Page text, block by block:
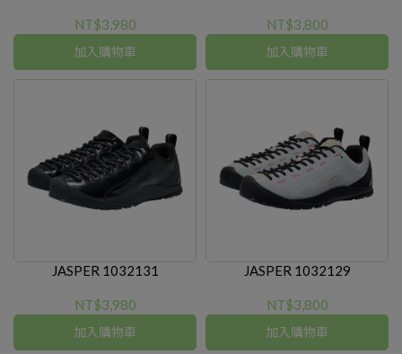
NT$3,980
加入購物車
NT$3,800
加入購物車
JASPER 1032131
NT$3,980
加入購物車
JASPER 1032129
NT$3,800
加入購物車